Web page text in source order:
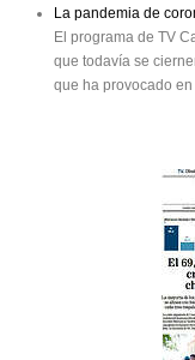
La pandemia de
El programa de TV
que todavía se
que ha provocado